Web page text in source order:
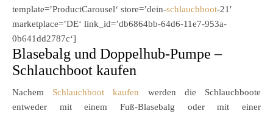
template=’ProductCarousel‘ store=’dein-schlauchboot-21′
marketplace=’DE‘ link_id=’db6864bb-64d6-11e7-953a-
0b641dd2787c‘]
Blasebalg und Doppelhub-Pumpe –
Schlauchboot kaufen
Nachem Schlauchboot kaufen werden die Schlauchboote
entweder mit einem Fuß-Blasebalg oder mit einer